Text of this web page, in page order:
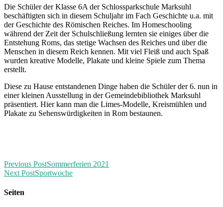
Die Schüler der Klasse 6A der Schlossparkschule Marksuhl
beschäftigten sich in diesem Schuljahr im Fach Geschichte u.a. mit
der Geschichte des Römischen Reiches. Im Homeschooling
während der Zeit der Schulschließung lernten sie einiges über die
Entstehung Roms, das stetige Wachsen des Reiches und über die
Menschen in diesem Reich kennen. Mit viel Fleiß und auch Spaß
wurden kreative Modelle, Plakate und kleine Spiele zum Thema
erstellt.
Diese zu Hause entstandenen Dinge haben die Schüler der 6. nun in
einer kleinen Ausstellung in der Gemeindebibliothek Marksuhl
präsentiert. Hier kann man die Limes-Modelle, Kreismühlen und
Plakate zu Sehenswürdigkeiten in Rom bestaunen.
Previous PostSommerferien 2021
Next PostSportwoche
Seiten